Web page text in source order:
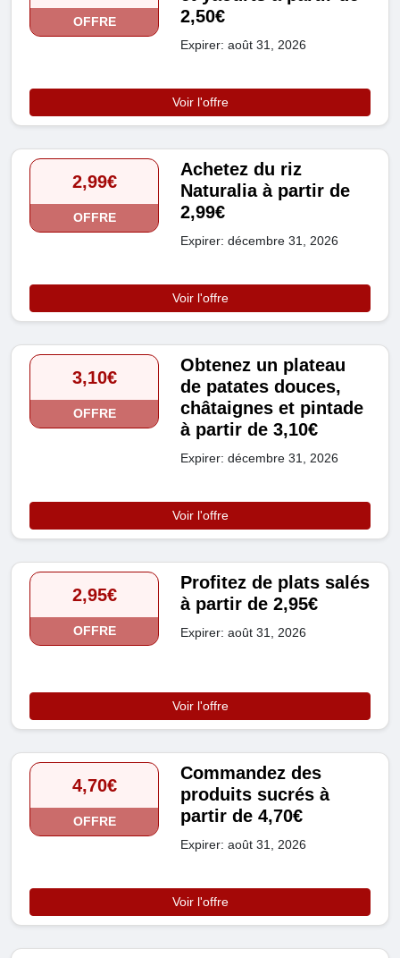
OFFRE
2,50€
Expirer: août 31, 2026
Voir l'offre
2,99€
OFFRE
Achetez du riz
Naturalia à partir de
2,99€
Expirer: décembre 31, 2026
Voir l'offre
3,10€
OFFRE
Obtenez un plateau
de patates douces,
châtaignes et pintade
à partir de 3,10€
Expirer: décembre 31, 2026
Voir l'offre
2,95€
OFFRE
Profitez de plats salés
à partir de 2,95€
Expirer: août 31, 2026
Voir l'offre
4,70€
OFFRE
Commandez des
produits sucrés à
partir de 4,70€
Expirer: août 31, 2026
Voir l'offre